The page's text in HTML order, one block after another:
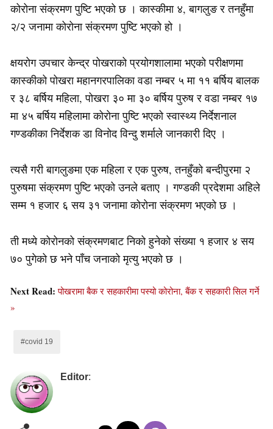
कोरोना संक्रमण पुष्टि भएको छ । कास्कीमा ४, बागलुङ र तनहुँमा
२/२ जनामा कोरोना संक्रमण पुष्टि भएको हो ।
क्षयरोग उपचार केन्द्र पोखराको प्रयोगशालामा भएको परीक्षणमा
कास्कीको पोखरा महानगरपालिका वडा नम्बर ५ मा ११ बर्षिय बालक
र ३८ बर्षिय महिला, पोखरा ३० मा ३० बर्षिय पुरुष र वडा नम्बर १७
मा ४५ बर्षिय महिलामा कोरोना पुष्टि भएको स्वास्थ्य निर्देशनाल
गण्डकीका निर्देशक डा विनोद विन्दु शर्माले जानकारी दिए ।
त्यसै गरी बागलुङमा एक महिला र एक पुरुष, तनहुँको बन्दीपुरमा २
पुरुषमा संक्रमण पुष्टि भएको उनले बताए । गण्डकी प्रदेशमा अहिले
सम्म १ हजार ६ सय ३१ जनामा कोरोना संक्रमण भएको छ ।
ती मध्ये कोरोनको संक्रमणबाट निको हुनेको संख्या १ हजार ४ सय
७० पुगेको छ भने पाँच जनाको मृत्यु भएको छ ।
Next Read:पोखरामा बैक र सहकारीमा पस्यो कोरोना, बैंक र सहकारी सिल गर्ने
»
#covid 19
Editor: